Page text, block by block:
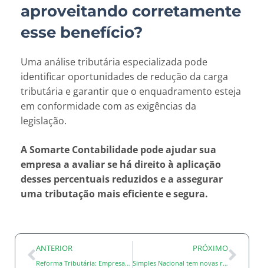
aproveitando corretamente
esse benefício?
Uma análise tributária especializada pode
identificar oportunidades de redução da carga
tributária e garantir que o enquadramento esteja
em conformidade com as exigências da
legislação.
A Somarte Contabilidade pode ajudar sua
empresa a avaliar se há direito à aplicação
desses percentuais reduzidos e a assegurar
uma tributação mais eficiente e segura.
ANTERIOR
Reforma Tributária: Empresas que não adaptarem suas Notas Fiscais até 31 de julho podem ter custos extras e notas rejeitadas
PRÓXIMO
Simples Nacional tem novas regras e prazos